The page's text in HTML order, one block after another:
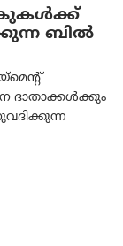
ബിൽ
ദാതാക്കൾക്കും